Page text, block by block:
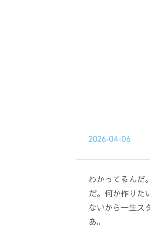
2026-04-06
わかってるんだ
だ。何か作りた
ないから一生ス
あ。